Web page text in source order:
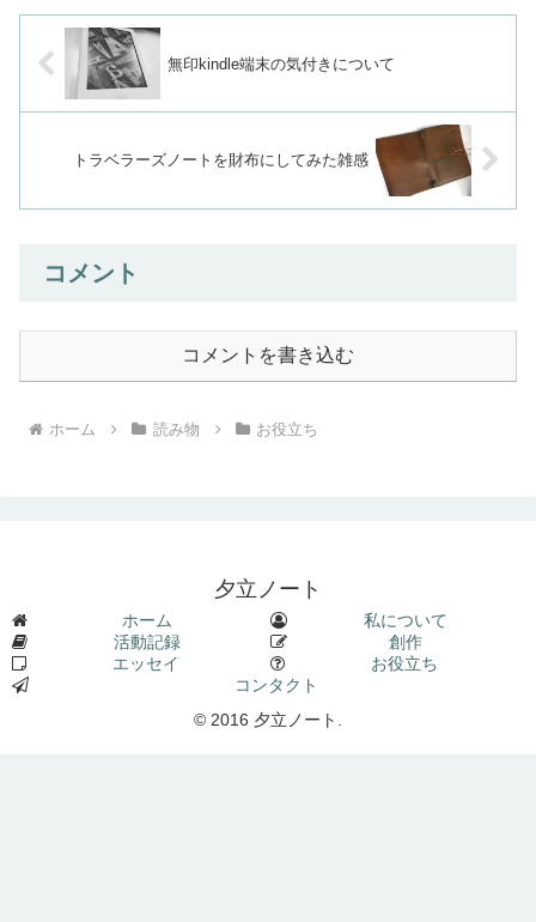
無印kindle端末の気付きについて
トラベラーズノートを財布にしてみた雑感
コメント
コメントを書き込む
ホーム 読み物 お役立ち
夕立ノート
ホーム
私について
活動記録
創作
エッセイ
お役立ち
コンタクト
© 2016 夕立ノート.